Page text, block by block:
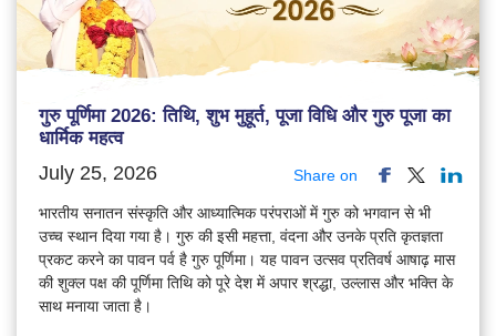
गुरु पूर्णिमा 2026: तिथि, शुभ मुहूर्त, पूजा विधि और गुरु पूजा का
धार्मिक महत्व
July 25, 2026 Share on
भारतीय सनातन संस्कृति और आध्यात्मिक परंपराओं में गुरु को भगवान से भी
उच्च स्थान दिया गया है। गुरु की इसी महत्ता, वंदना और उनके प्रति कृतज्ञता
प्रकट करने का पावन पर्व है गुरु पूर्णिमा। यह पावन उत्सव प्रतिवर्ष आषाढ़ मास
की शुक्ल पक्ष की पूर्णिमा तिथि को पूरे देश में अपार श्रद्धा, उल्लास और भक्ति के
साथ मनाया जाता है।